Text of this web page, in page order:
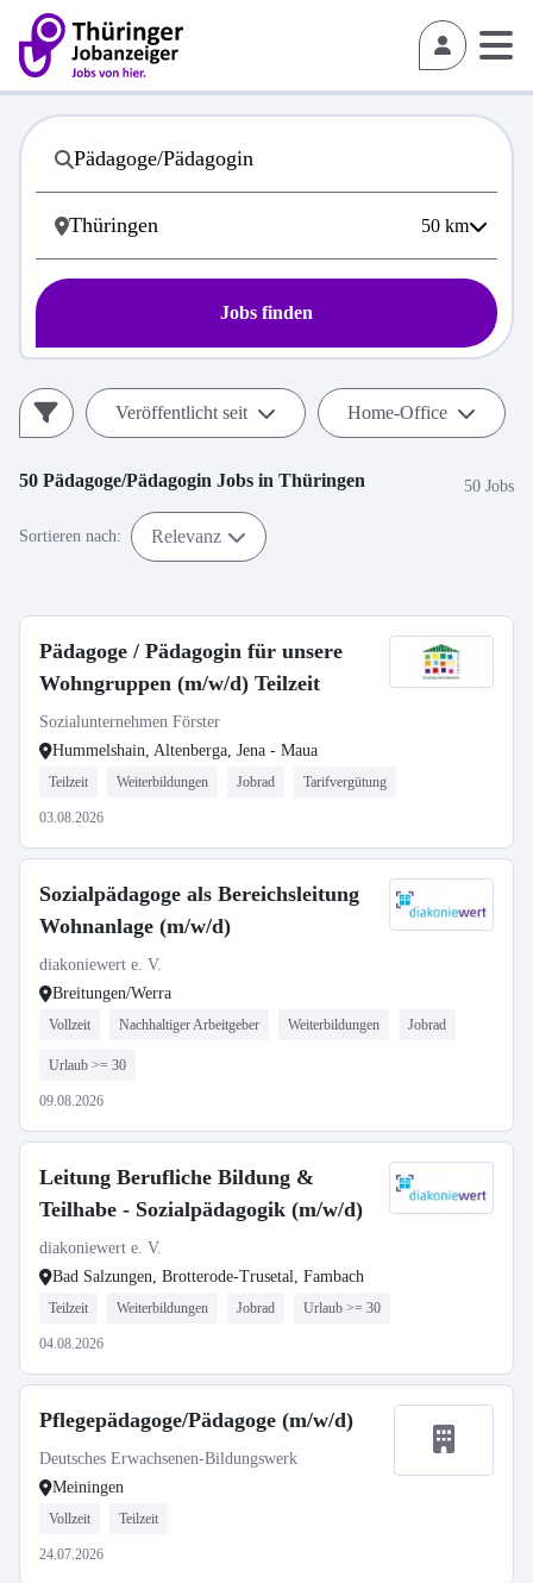
50 km
Jobs finden
Veröffentlicht seit Home-Office
50 Pädagoge/Pädagogin Jobs in Thüringen 50 Jobs
Sortieren nach: Relevanz
Pädagoge / Pädagogin für unsere
Wohngruppen (m/w/d) Teilzeit
Sozialunternehmen Förster
Hummelshain, Altenberga, Jena - Maua
Teilzeit Weiterbildungen Jobrad Tarifvergütung
03.08.2026
Sozialpädagoge als Bereichsleitung
Wohnanlage (m/w/d)
diakoniewert e. V.
Breitungen/Werra
Vollzeit Nachhaltiger Arbeitgeber Weiterbildungen Jobrad
Urlaub >= 30
09.08.2026
Leitung Berufliche Bildung &
Teilhabe - Sozialpädagogik (m/w/d)
diakoniewert e. V.
Bad Salzungen, Brotterode-Trusetal, Fambach
Teilzeit Weiterbildungen Jobrad Urlaub >= 30
04.08.2026
Pflegepädagoge/Pädagoge (m/w/d)
Deutsches Erwachsenen-Bildungswerk
Meiningen
Vollzeit Teilzeit
24.07.2026